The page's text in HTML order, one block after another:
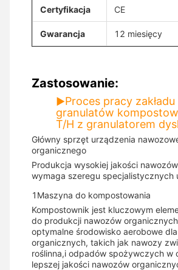
Certyfikacja CE
Gwarancja 12 miesięcy
Zastosowanie:
▶Proces pracy
granulatów
T/H z granulatorem
Główny sprzęt urządzenia
organicznego
Produkcja wysokiej jakości
wymaga szeregu specjalistycznych
1Maszyna do kompostowania
Kompostownik jest kluczowym
do produkcji nawozów
optymalne środowisko aerobowe
organicznych, takich jak nawozy
roślinna,i odpadów spożywczych w
lepszej jakości nawozów